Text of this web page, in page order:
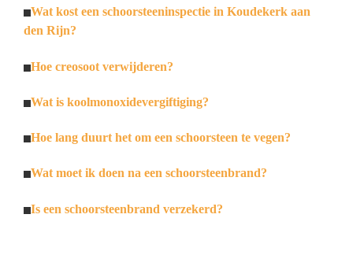
Wat kost een schoorsteeninspectie in Koudekerk aan
den Rijn?
Hoe creosoot verwijderen?
Wat is koolmonoxidevergiftiging?
Hoe lang duurt het om een schoorsteen te vegen?
Wat moet ik doen na een schoorsteenbrand?
Is een schoorsteenbrand verzekerd?